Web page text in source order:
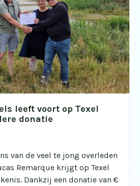
leeft voort op Texel
donatie
van de veel te jong overleden
Remarque krijgt op Texel
Dankzij een donatie van €